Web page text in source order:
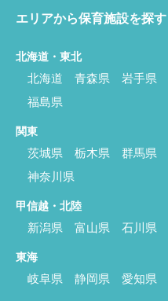
エリアから保育施設を探す
北海道・東北
北海道 青森県 岩手県
福島県
関東
茨城県 栃木県 群馬県
神奈川県
甲信越・北陸
新潟県 富山県 石川県
東海
岐阜県 静岡県 愛知県